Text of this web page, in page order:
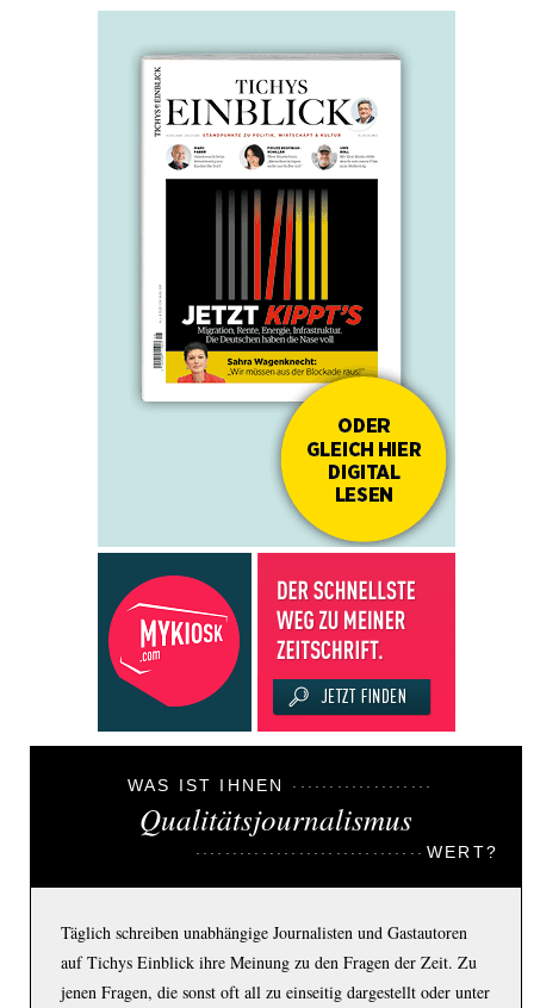
WAS IST IHNEN
Qualitätsjournalismus
WERT?
Täglich schreiben unabhängige Journalisten und Gastautoren
auf Tichys Einblick ihre Meinung zu den Fragen der Zeit. Zu
jenen Fragen, die sonst oft all zu einseitig dargestellt oder unter